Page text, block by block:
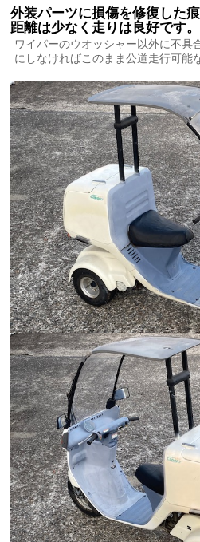
外装パーツに損傷を修復した
距離は少なく走りは良好です。
ワイパーのウオッシャー以外に不具
にしなければこのまま公道走行可能